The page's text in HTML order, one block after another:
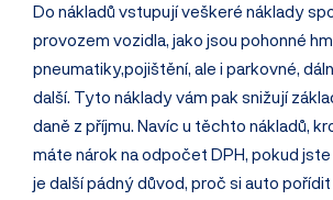
Do nákladů vstupují veškeré náklady
provozem vozidla, jako jsou pohonné
pneumatiky,pojištění, ale i parkovné,
další. Tyto náklady vám pak snižují
daně z příjmu. Navíc u těchto nákladů,
máte nárok na odpočet DPH, pokud
je další pádný důvod, proč si auto pořídit